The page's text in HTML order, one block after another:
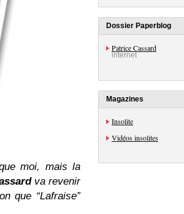
moi, mais la
va revenir
que “Lafraise”
Dossier Paperblog
Patrice Cassard
internet
Magazines
Insolite
Vidéos insolites